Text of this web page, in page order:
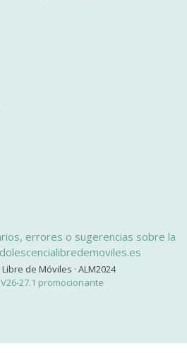
errores o sugerencias sobre la
de Móviles · ALM2024
27.1 promocionante